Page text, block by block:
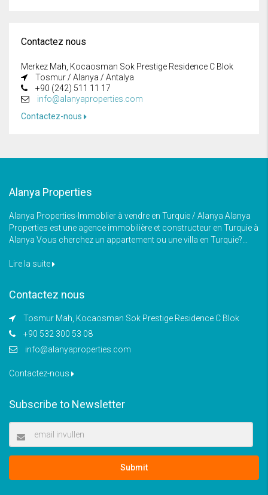
Contactez nous
Merkez Mah, Kocaosman Sok Prestige Residence C Blok
Tosmur / Alanya / Antalya
+90 (242) 511 11 17
info@alanyaproperties.com
Contactez-nous
Alanya Properties
Alanya Properties-Immoblier à vendre en Turquie / Alanya Alanya
Properties est une agence immobilière et constructeur en Turquie à
Alanya Vous cherchez un appartement ou une villa en Turquie?...
Lire la suite
Contactez nous
Tosmur Mah, Kocaosman Sok Prestige Residence C Blok
+90 532 300 53 08
info@alanyaproperties.com
Contactez-nous
Subscribe to Newsletter
Submit